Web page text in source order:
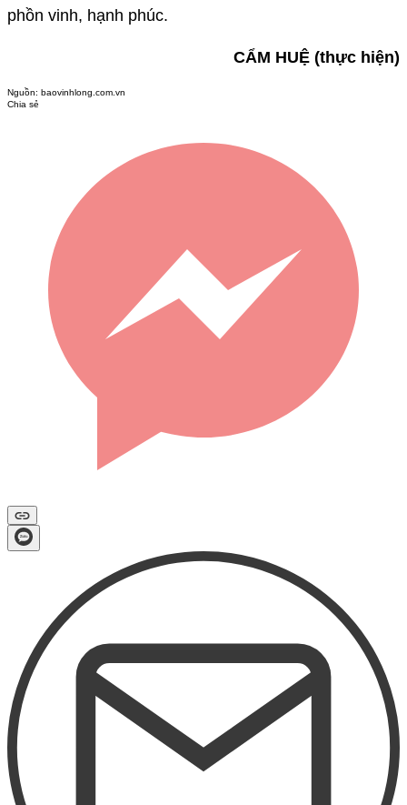
phồn vinh, hạnh phúc.
CẨM HUỆ (thực hiện)
Nguồn: baovinhlong.com.vn
Chia sẻ